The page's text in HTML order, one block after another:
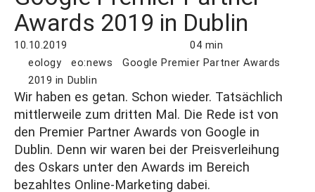
Awards 2019 in Dublin
10.10.2019
04 min
eology
eo:news
Google Premier Partner Awards
2019 in Dublin
Wir haben es getan. Schon wieder. Tatsächlich
mittlerweile zum dritten Mal. Die Rede ist von
den Premier Partner Awards von Google in
Dublin. Denn wir waren bei der Preisverleihung
des Oskars unter den Awards im Bereich
bezahltes Online-Marketing dabei.